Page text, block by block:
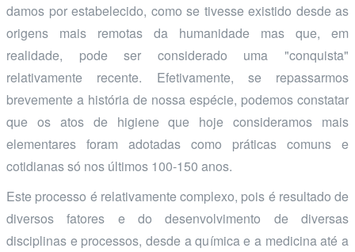
damos por estabelecido, como se tivesse existido desde as
origens mais remotas da humanidade mas que, em
realidade, pode ser considerado uma "conquista"
relativamente recente. Efetivamente, se repassarmos
brevemente a história de nossa espécie, podemos constatar
que os atos de higiene que hoje consideramos mais
elementares foram adotadas como práticas comuns e
cotidianas só nos últimos 100-150 anos.
Este processo é relativamente complexo, pois é resultado de
diversos fatores e do desenvolvimento de diversas
disciplinas e processos, desde a química e a medicina até a